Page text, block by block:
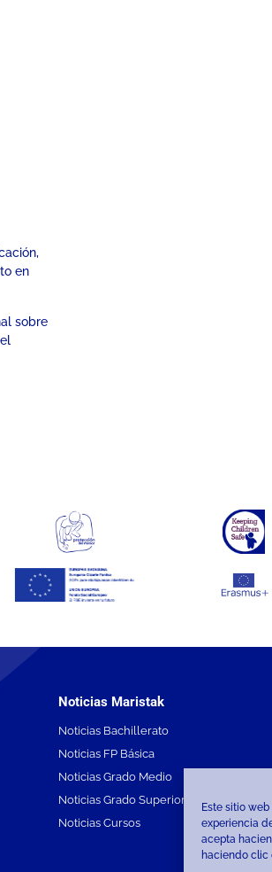
Este sitio
experiencia
acepta
haciendo clic
en
sobre
Noticias Maristak
Noticias Bachillerato
Noticias FP Básica
Noticias Grado Medio
Noticias Grado Superior
Noticias Cursos